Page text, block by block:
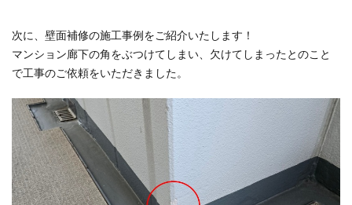
次に、壁面補修の施工事例をご紹介いたします！
マンション廊下の角をぶつけてしまい、欠けてしまったとのこと
で工事のご依頼をいただきました。